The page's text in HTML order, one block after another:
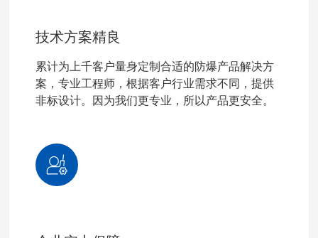
技术方案精良
累计为上千客户量身定制合适的防爆产品解决方
案，专业工程师，根据客户行业需求不同，提供
非标设计。因为我们更专业，所以产品更安全。